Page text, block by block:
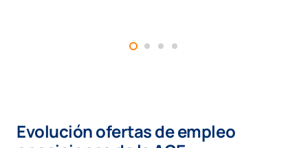
Evolución ofertas de empleo